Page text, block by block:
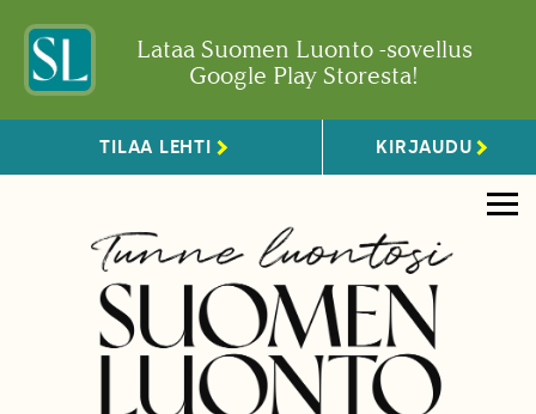
Lataa Suomen Luonto -sovellus
Google Play Storesta!
TILAA LEHTI KIRJAUDU